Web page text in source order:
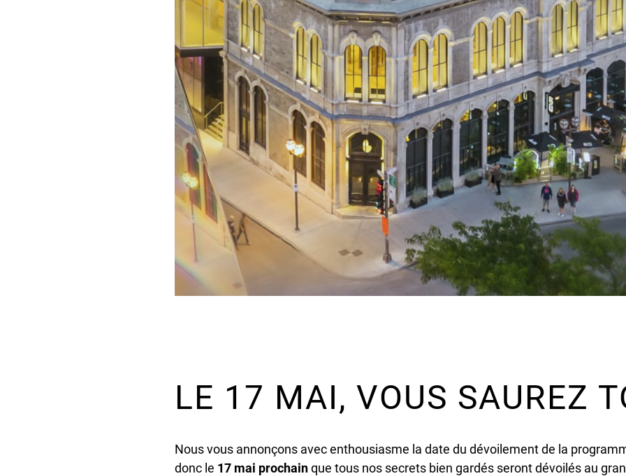
LE 17 MAI, VOUS SAUREZ
Nous vous annonçons avec enthousiasme la date du dévoilement de la
donc le 17 mai prochainque tous nos secrets bien gardés seront dévoilés au